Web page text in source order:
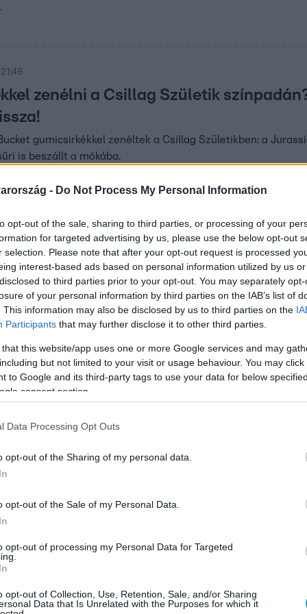
- Do Not Process My Personal Information
opt-out of the sale, sharing to third parties, or processing of your
for targeted advertising by us, please use the below opt-out
selection. Please note that after your opt-out request is processed
interest-based ads based on personal information utilized by us
to third parties prior to your opt-out. You may separately
of your personal information by third parties on the IAB’s list of
This information may also be disclosed by us to third parties on the
Participants that may further disclose it to other third parties.
that this website/app uses one or more Google services and may
but not limited to your visit or usage behaviour. You may
to Google and its third-party tags to use your data for below
consent section.
Data Processing Opt Outs
opt-out of the Sharing of my personal data.
opt-out of the Sale of my Personal Data.
opt-out of processing my Personal Data for Targeted
opt-out of Collection, Use, Retention, Sale, and/or Sharing
Data that Is Unrelated with the Purposes for which it
zenélni a Csillag Születik
gumicsirkékkel zenéltek a Csillag Születikben: a
is beszállt a mókába.
és szerencse - Majka 12 milliós
nem segíthet
RTL új kvízműsora, amiben 12 okos ember és Majka
9:22
ös X-Faktor stúdiójába!
Faktor stúdiójába, ahol szeptember 6-án a tehetség
18:00
„Minél többet vagyunk együtt, annál
Alexandra, valamint Csocsesz és párja, Angéla is
megható szerelmi történetek kerülnek reflektorfénybe.